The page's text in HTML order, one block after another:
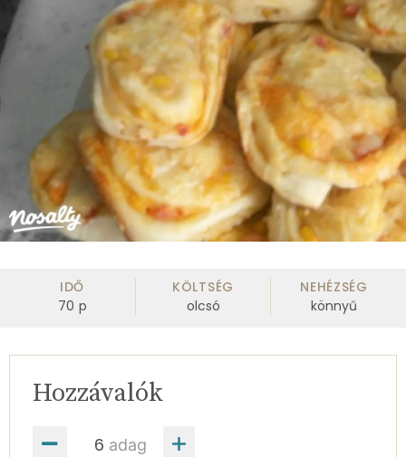
IDŐ
70 p
KÖLTSÉG
olcsó
NEHÉZSÉG
könnyű
adag
Hozzávalók